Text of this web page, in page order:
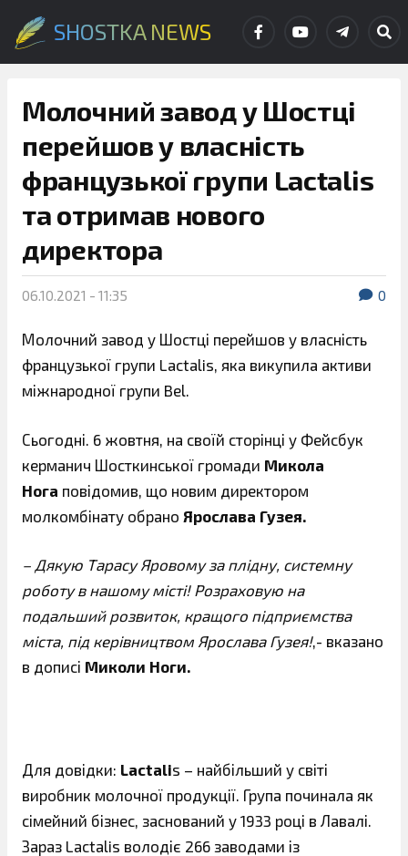
SHOSTKA NEWS
Молочний завод у Шостці
перейшов у власність
французької групи Lactalis
та отримав нового
директора
06.10.2021 - 11:35 0
Молочний завод у Шостці перейшов у власність
французької групи Lactalis, яка викупила активи
міжнародної групи Bel.
Сьогодні. 6 жовтня, на своїй сторінці у Фейсбук
керманич Шосткинської громади Микола
Нога повідомив, що новим директором
молкомбінату обрано Ярослава Гузея.
– Дякую Тарасу Яровому за плідну, системну
роботу в нашому місті! Розраховую на
подальший розвиток, кращого підприємства
міста, під керівництвом Ярослава Гузея!,- вказано
в дописі Миколи Ноги.
Для довідки: Lactalis – найбільший у світі
виробник молочної продукції. Група починала як
сімейний бізнес, заснований у 1933 році в Лавалі.
Зараз Lactalis володіє 266 заводами із